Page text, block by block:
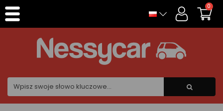
0
Panel zarządzania plikami cookies